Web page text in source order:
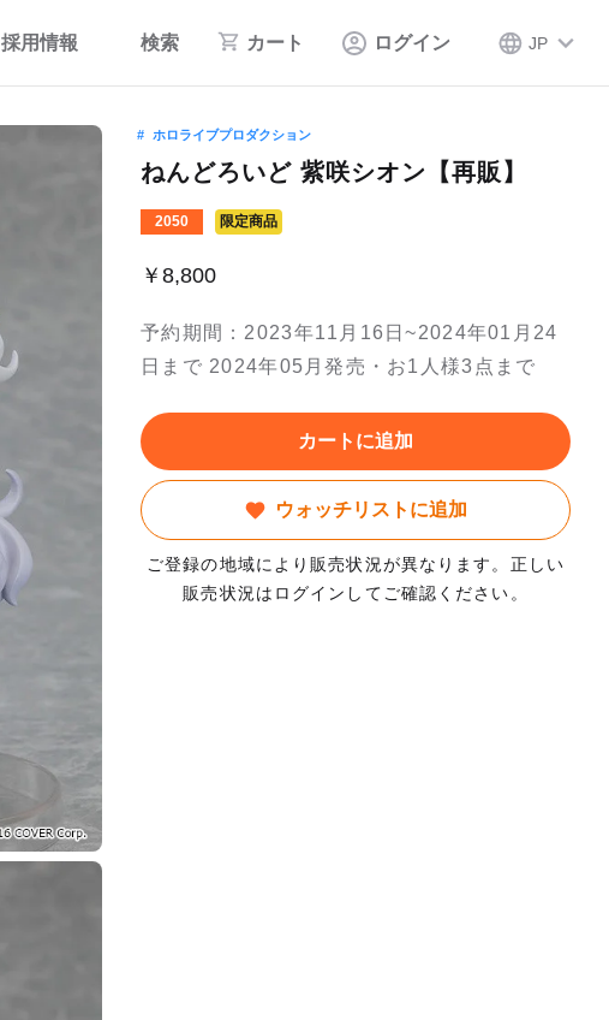
採用情報 検索 カート ログイン JP
ホロライブプロダクション
ねんどろいど 紫咲シオン【再販】
2050 限定商品
￥8,800
予約期間：2023年11月16日~2024年01月24
日まで 2024年05月発売・お1人様3点まで
カートに追加
ウォッチリストに追加
ご登録の地域により販売状況が異なります。正しい
販売状況はログインしてご確認ください。